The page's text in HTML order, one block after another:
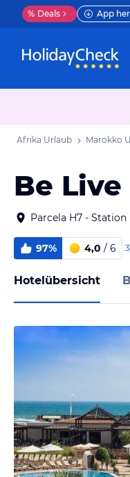
% Deals App
Afrika Urlaub Marokko
Be
Parcela H7 -
97% 4,0 / 6
Hotelübersicht